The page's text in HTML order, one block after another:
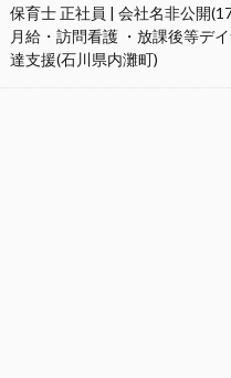
保育士 正社員 | 会社名非公開
月給・訪問看護 ・放課後等デ
達支援(石川県内灘町)